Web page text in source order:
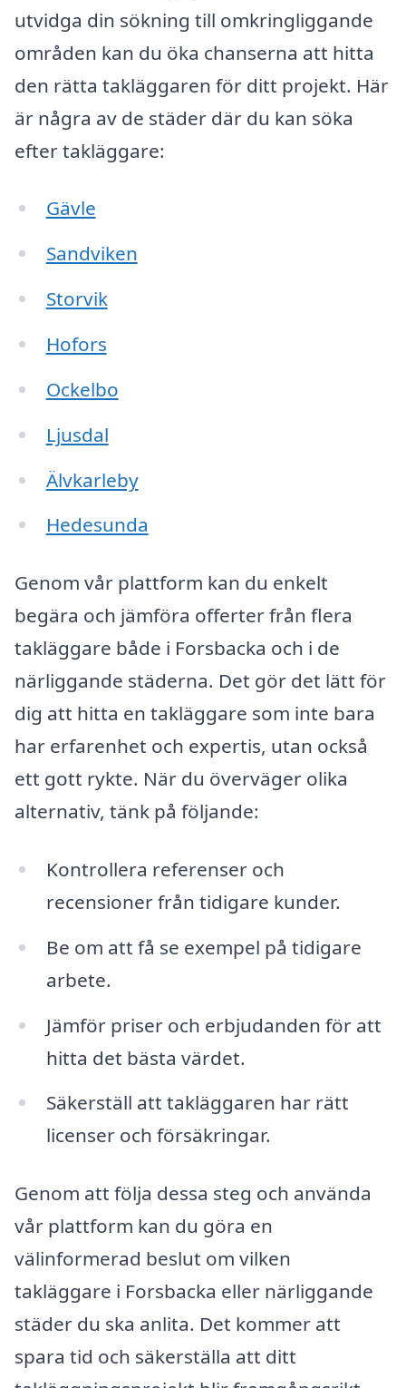
utvidga din sökning till omkringliggande
områden kan du öka chanserna att hitta
den rätta takläggaren för ditt projekt. Här
är några av de städer där du kan söka
efter takläggare:
Gävle
Sandviken
Storvik
Hofors
Ockelbo
Ljusdal
Älvkarleby
Hedesunda
Genom vår plattform kan du enkelt
begära och jämföra offerter från flera
takläggare både i Forsbacka och i de
närliggande städerna. Det gör det lätt för
dig att hitta en takläggare som inte bara
har erfarenhet och expertis, utan också
ett gott rykte. När du överväger olika
alternativ, tänk på följande:
Kontrollera referenser och
recensioner från tidigare kunder.
Be om att få se exempel på tidigare
arbete.
Jämför priser och erbjudanden för att
hitta det bästa värdet.
Säkerställ att takläggaren har rätt
licenser och försäkringar.
Genom att följa dessa steg och använda
vår plattform kan du göra en
välinformerad beslut om vilken
takläggare i Forsbacka eller närliggande
städer du ska anlita. Det kommer att
spara tid och säkerställa att ditt